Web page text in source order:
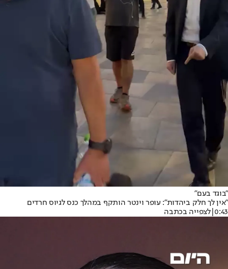
"בוגד בעם"
"אין לך חלק ביהדות": עופר וינטר הותקף במהלך כנס לגיוס חרדים
0:43
|לצפייה בכתבה